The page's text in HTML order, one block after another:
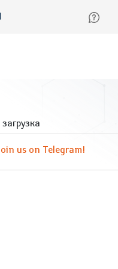
us on Telegram!